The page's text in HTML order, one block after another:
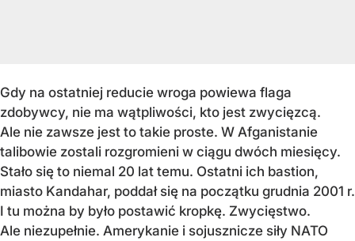
Gdy na ostatniej reducie wroga powiewa flaga
zdobywcy, nie ma wątpliwości, kto jest zwycięzcą.
Ale nie zawsze jest to takie proste. W Afganistanie
talibowie zostali rozgromieni w ciągu dwóch miesięcy.
Stało się to niemal 20 lat temu. Ostatni ich bastion,
miasto Kandahar, poddał się na początku grudnia 2001 r.
I tu można by było postawić kropkę. Zwycięstwo.
Ale niezupełnie. Amerykanie i sojusznicze siły NATO